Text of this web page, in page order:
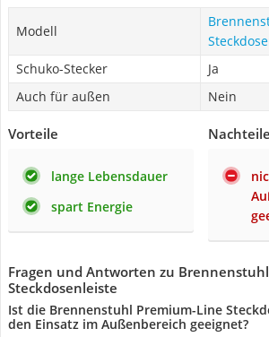
Modell
Schuko-Stecker
Ja
Auch für außen
Nein
Vorteile
lange Lebensdauer
spart Energie
Nachteile
Fragen und Antworten zu
Steckdosenleiste
Ist die Brennenstuhl Premium-Line
den Einsatz im Außenbereich geeignet?